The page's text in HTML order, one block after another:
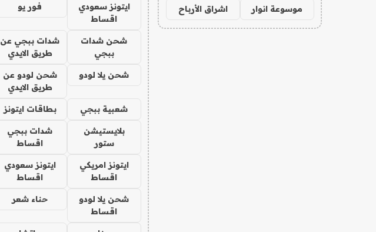
موسوعة انوار اشراق الأرباح
ايتونز سعودي
اقساط
فور يو
شحن شدات
ببجي
شدات ببجي عن
طريق الايدي
شحن يلا لودو
شحن لودو عن
طريق الايدي
شعبية ببجي بطاقات ايتونز
بلايستيشن
ستور
شدات ببجي
اقساط
ايتونز امريكي
اقساط
ايتونز سعودي
اقساط
شحن يلا لودو
اقساط
حناء شعر